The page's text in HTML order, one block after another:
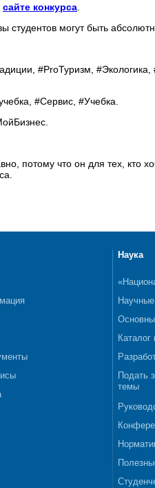
сайте конкурса
студентов могут быть
#ProТуризм, #Экологика,
#Сервис, #Учебка.
потому что он для тех, кто
Наука
Каталог
Подать
темы